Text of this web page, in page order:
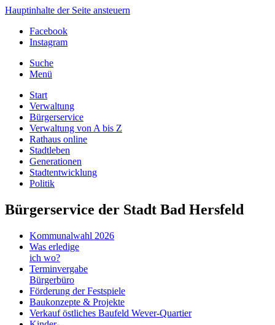
Hauptinhalte der Seite ansteuern
Facebook
Instagram
Suche
Menü
Start
Verwaltung
Bürgerservice
Verwaltung von A bis Z
Rathaus online
Stadtleben
Generationen
Stadtentwicklung
Politik
Bürgerservice der Stadt Bad Hersfeld
Kommunalwahl 2026
Was erledige
ich wo?
Terminvergabe
Bürgerbüro
Förderung der Festspiele
Baukonzepte & Projekte
Verkauf östliches Baufeld Wever-Quartier